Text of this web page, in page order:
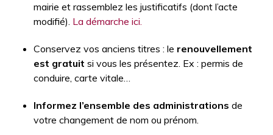
mairie et rassemblez les justificatifs (dont l’acte
modifié). La démarche ici.
Conservez vos anciens titres : le renouvellement
est gratuit si vous les présentez. Ex : permis de
conduire, carte vitale…
Informez l’ensemble des administrations de
votre changement de nom ou prénom.